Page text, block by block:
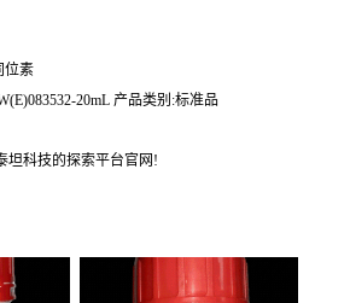
位素
20mL 产品类别:标准品
坦科技的探索平台官网!